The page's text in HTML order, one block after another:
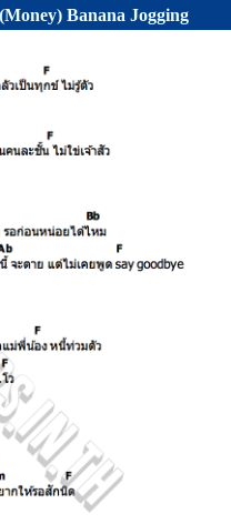
Banana Jogging